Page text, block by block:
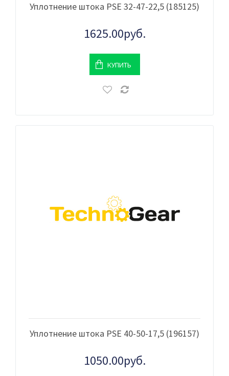
Уплотнение штока PSE 32-47-22,5 (185125)
1625.00руб.
КУПИТЬ
Уплотнение штока PSE 40-50-17,5 (196157)
1050.00руб.